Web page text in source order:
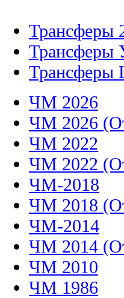
Трансферы
Трансферы
Трансферы
ЧМ 2026
ЧМ 2026
ЧМ 2022
ЧМ 2022
ЧМ-2018
ЧМ 2018
ЧМ-2014
ЧМ 2014
ЧМ 2010
ЧМ 1986